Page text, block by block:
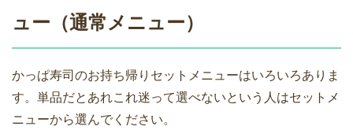
ュー（通常メニュー）
かっぱ寿司のお持ち帰りセットメニューはいろいろありま
す。単品だとあれこれ迷って選べないという人はセットメ
ニューから選んでください。